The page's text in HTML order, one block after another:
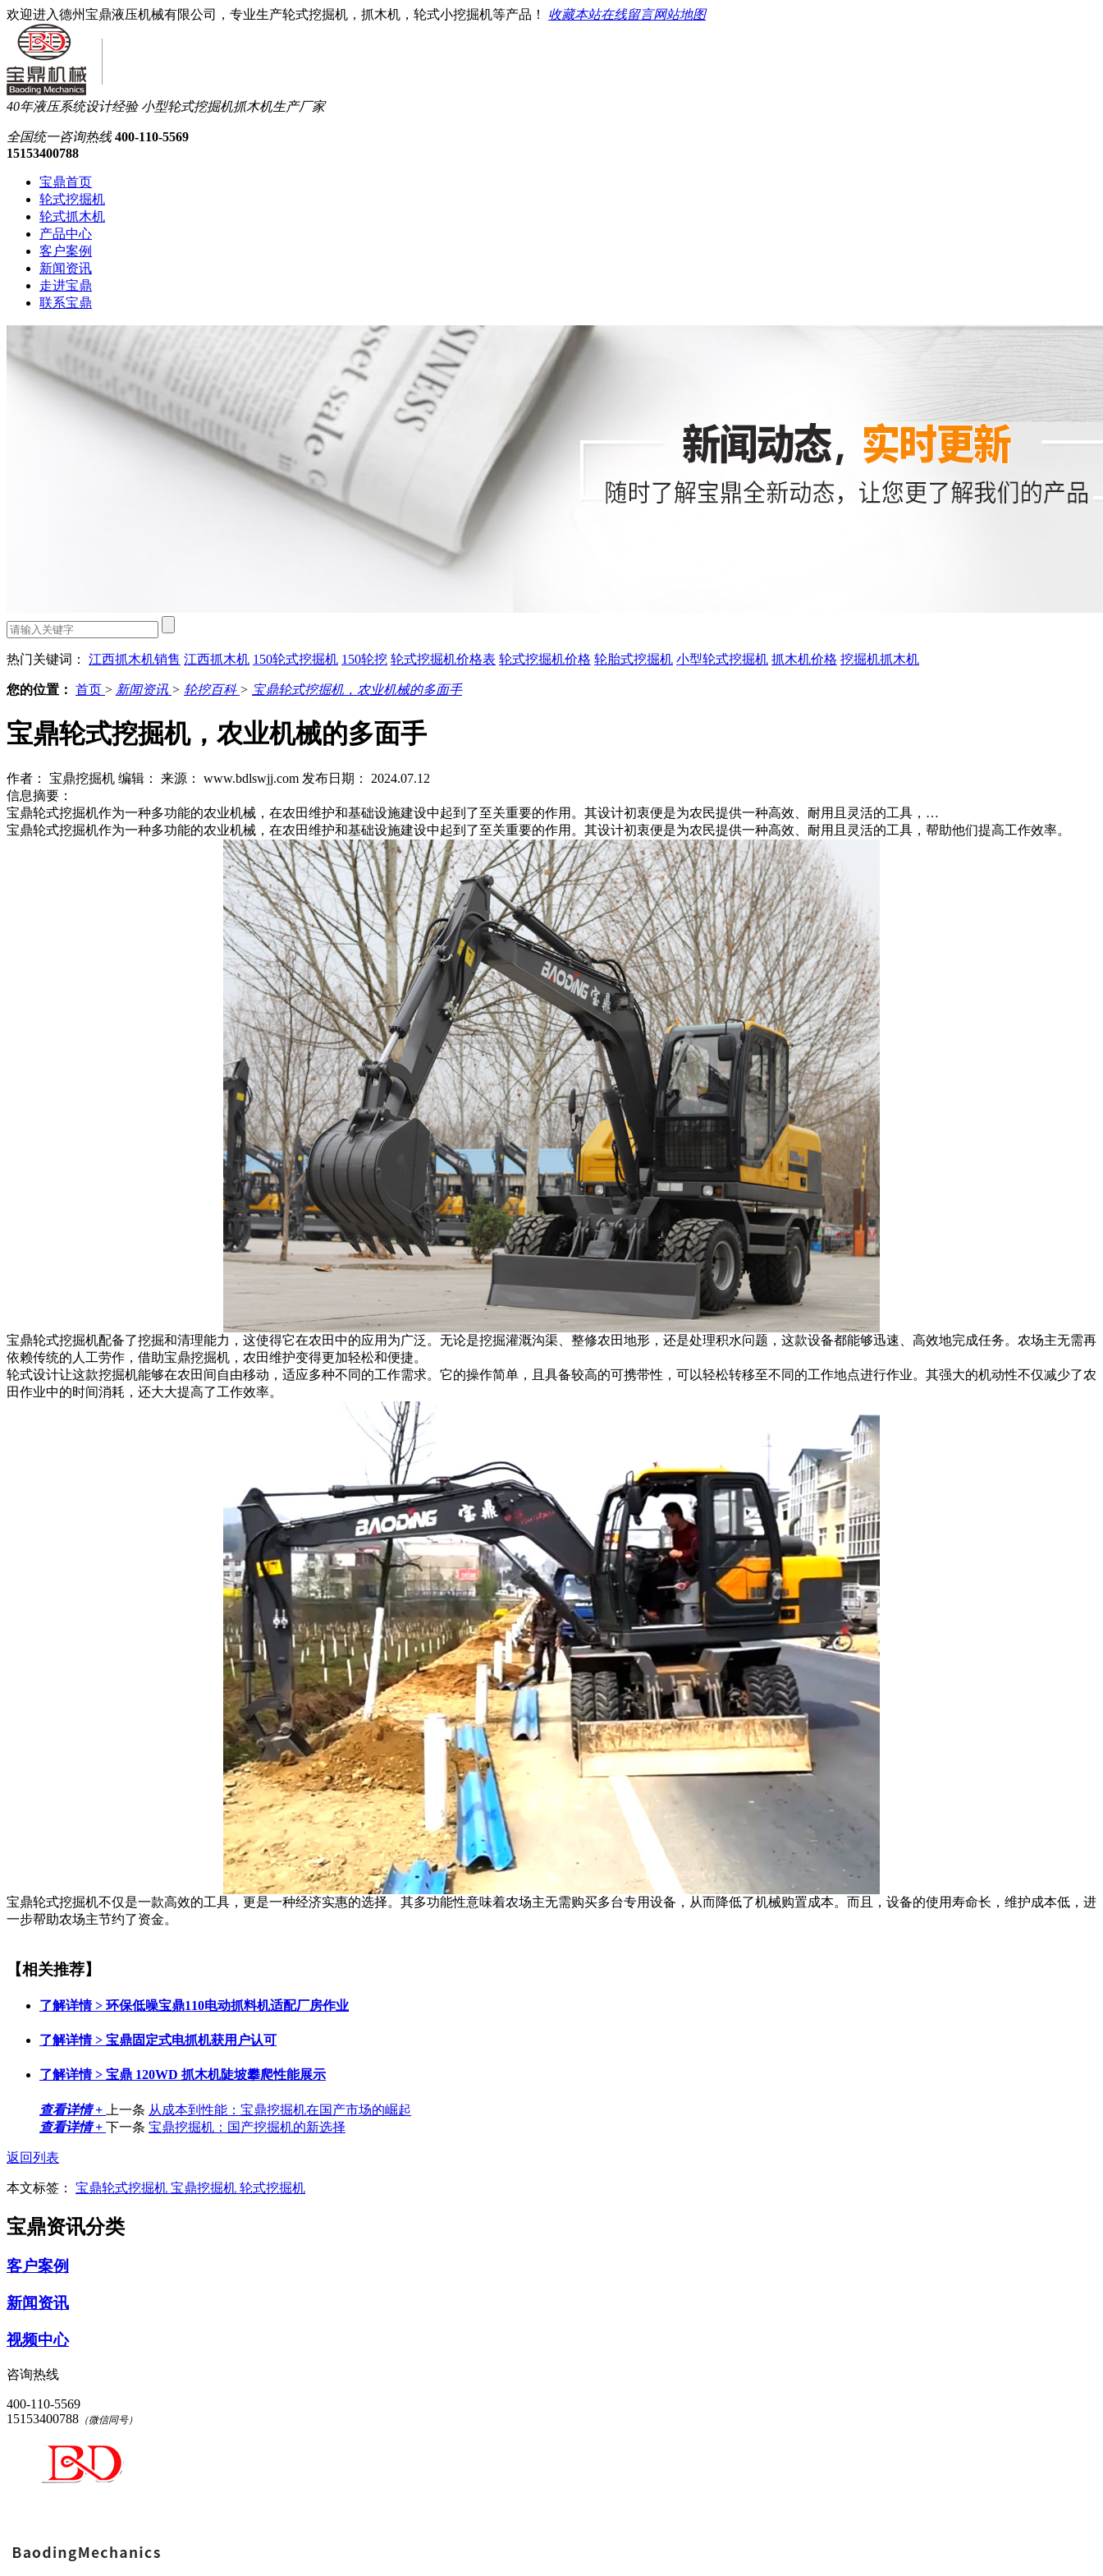
欢迎进入德州宝鼎液压机械有限公司，专业生产轮式挖掘机，抓木机，轮式小挖掘机等产品！ 收藏本站在线留言网站地图
40年液压系统设计经验 小型轮式挖掘机抓木机生产厂家
全国统一咨询热线 400-110-5569
15153400788
宝鼎首页
轮式挖掘机
轮式抓木机
产品中心
客户案例
新闻资讯
走进宝鼎
联系宝鼎
热门关键词： 江西抓木机销售 江西抓木机 150轮式挖掘机 150轮挖 轮式挖掘机价格表 轮式挖掘机价格 轮胎式挖掘机 小型轮式挖掘机 抓木机价格 挖掘机抓木机
您的位置： 首页 > 新闻资讯 > 轮挖百科 > 宝鼎轮式挖掘机，农业机械的多面手
宝鼎轮式挖掘机，农业机械的多面手
作者： 宝鼎挖掘机 编辑： 来源： www.bdlswjj.com 发布日期： 2024.07.12
信息摘要：
宝鼎轮式挖掘机作为一种多功能的农业机械，在农田维护和基础设施建设中起到了至关重要的作用。其设计初衷便是为农民提供一种高效、耐用且灵活的工具，…
宝鼎轮式挖掘机作为一种多功能的农业机械，在农田维护和基础设施建设中起到了至关重要的作用。其设计初衷便是为农民提供一种高效、耐用且灵活的工具，帮助他们提高工作效率。
宝鼎轮式挖掘机配备了挖掘和清理能力，这使得它在农田中的应用为广泛。无论是挖掘灌溉沟渠、整修农田地形，还是处理积水问题，这款设备都能够迅速、高效地完成任务。农场主无需再
依赖传统的人工劳作，借助宝鼎挖掘机，农田维护变得更加轻松和便捷。
轮式设计让这款挖掘机能够在农田间自由移动，适应多种不同的工作需求。它的操作简单，且具备较高的可携带性，可以轻松转移至不同的工作地点进行作业。其强大的机动性不仅减少了农
田作业中的时间消耗，还大大提高了工作效率。
宝鼎轮式挖掘机不仅是一款高效的工具，更是一种经济实惠的选择。其多功能性意味着农场主无需购买多台专用设备，从而降低了机械购置成本。而且，设备的使用寿命长，维护成本低，进
一步帮助农场主节约了资金。
【相关推荐】
了解详情 > 环保低噪宝鼎110电动抓料机适配厂房作业
了解详情 > 宝鼎固定式电抓机获用户认可
了解详情 > 宝鼎 120WD 抓木机陡坡攀爬性能展示
查看详情 + 上一条 从成本到性能：宝鼎挖掘机在国产市场的崛起
查看详情 + 下一条 宝鼎挖掘机：国产挖掘机的新选择
返回列表
本文标签： 宝鼎轮式挖掘机 宝鼎挖掘机 轮式挖掘机
宝鼎资讯分类
客户案例
新闻资讯
视频中心
咨询热线
400-110-5569
15153400788 （微信同号）